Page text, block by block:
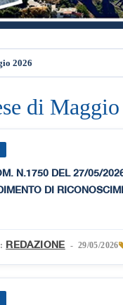
2026
di
N.1750 DEL 27/05/
DI
REDAZIONE - 29/05/2026